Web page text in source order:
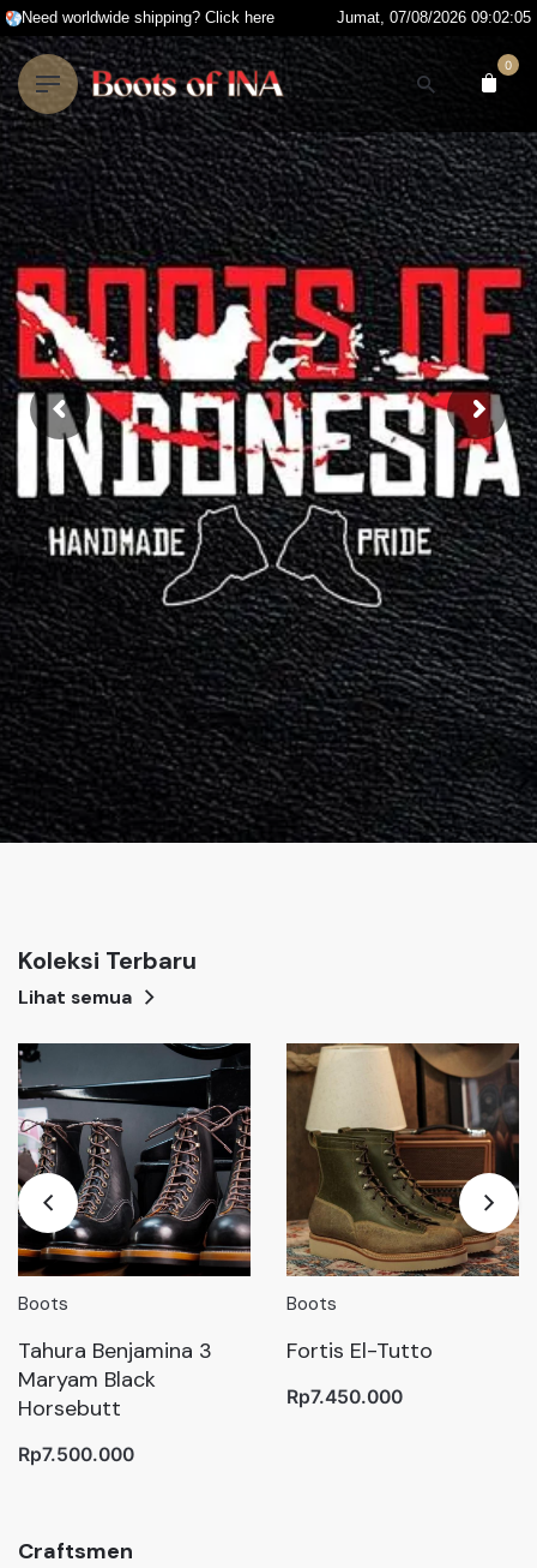
Skip
to
content
Need worldwide shipping? Click here Jumat, 07/08/2026 09:02:06
0
Koleksi Terbaru
Lihat semua
3
Fortis El-Tutto
Prof.
Craftsmen